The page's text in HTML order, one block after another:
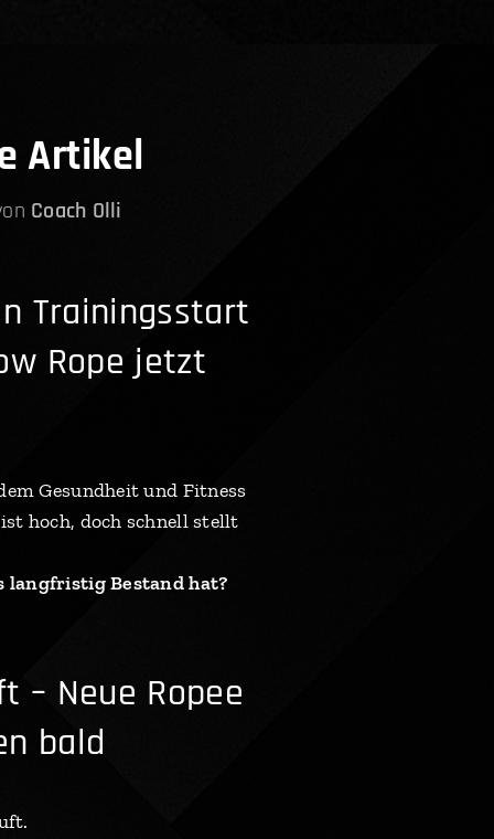
Artikel
Coach Olli
Trainingsstart
Rope jetzt
Gesundheit und Fitness
hoch, doch schnell stellt
langfristig Bestand hat?
– Neue Ropee
bald